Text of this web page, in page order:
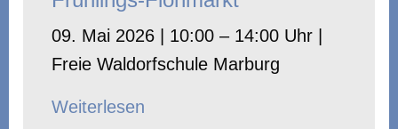
09. Mai 2026 | 10:00 – 14:00 Uhr |
Freie Waldorfschule Marburg
Weiterlesen